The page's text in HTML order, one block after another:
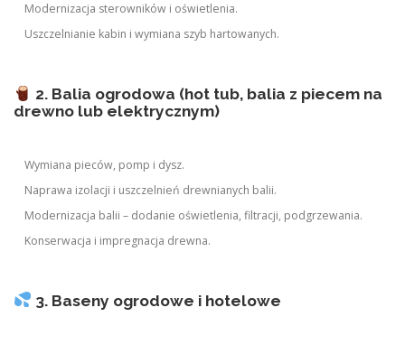
Modernizacja sterowników i oświetlenia.
Uszczelnianie kabin i wymiana szyb hartowanych.
2. Balia ogrodowa (hot tub, balia z piecem na
drewno lub elektrycznym)
Wymiana pieców, pomp i dysz.
Naprawa izolacji i uszczelnień drewnianych balii.
Modernizacja balii – dodanie oświetlenia, filtracji, podgrzewania.
Konserwacja i impregnacja drewna.
3. Baseny ogrodowe i hotelowe